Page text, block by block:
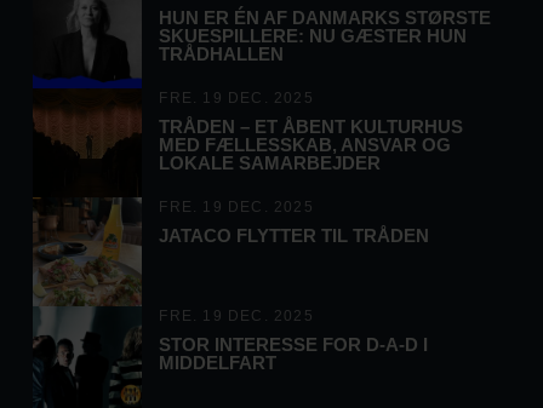
HUN ER ÉN AF DANMARKS STØRSTE
SKUESPILLERE: NU GÆSTER HUN
TRÅDHALLEN
FRE. 19 DEC. 2025
TRÅDEN – ET ÅBENT KULTURHUS
MED FÆLLESSKAB, ANSVAR OG
LOKALE SAMARBEJDER
FRE. 19 DEC. 2025
JATACO FLYTTER TIL TRÅDEN
FRE. 19 DEC. 2025
STOR INTERESSE FOR D-A-D I
MIDDELFART